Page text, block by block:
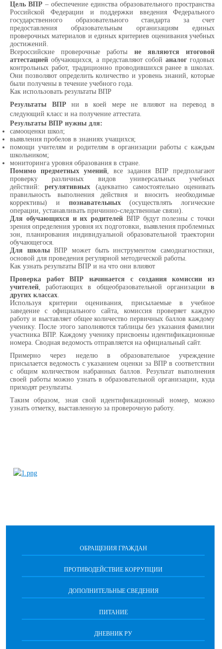
Цель ВПР – обеспечение единства образовательного пространства
Российской Федерации и поддержки введения Федерального
государственного образовательного стандарта за счет
предоставления образовательным организациям единых
проверочных материалов и единых критериев оценивания учебных
достижений.
Всероссийские проверочные работы не являются итоговой
аттестацией обучающихся, а представляют собойаналог годовых
контрольных работ, традиционно проводившихся ранее в школах.
Они позволяют определить количество и уровень знаний, которые
были получены в течение учебного года.
Как использовать результаты ВПР
Результаты ВПР ни в коей мере не влияют на перевод в
следующий класс и на получение аттестата.
Результаты ВПР нужны для:
самооценки школ;
выявления пробелов в знаниях учащихся;
помощи учителям и родителям в организации работы с каждым
школьником;
мониторинга уровня образования в стране.
Помимо предметных умений, все задания ВПР предполагают
проверку различных видов универсальных учебных
действий:регулятивных (адекватно самостоятельно оценивать
правильность выполнения действия и вносить необходимые
коррективы) и познавательных(осуществлять логические
операции, устанавливать причинно-следственные связи).
Для обучающихся и их родителей ВПР будут полезны с точки
зрения определения уровня их подготовки, выявления проблемных
зон, планирования индивидуальной образовательной траектории
обучающегося.
Для школыВПР может быть инструментом самодиагностики,
основой для проведения регулярной методической работы.
Как узнать результаты ВПР и на что они влияют
Проверка работ ВПР начинается с создания комиссии из
учителей, работающих в общеобразовательной организации в
других классах.
Используя критерии оценивания, присылаемые в учебное
заведение с официального сайта, комиссия проверяет каждую
работу и выставляет общее количество первичных баллов каждому
ученику. После этого заполняются таблицы без указания фамилии
участника ВПР. Каждому ученику присвоены идентификационные
номера. Сводная ведомость отправляется на официальный сайт.
Примерно через неделю в образовательное учреждение
присылается ведомость с указанием оценки за ВПР в соответствии
с общим количеством набранных баллов. Результат выполнения
своей работы можно узнать в образовательной организации, куда
приходят результаты.
Таким образом, зная свой идентификационный номер, можно
узнать отметку, выставленную за проверочную работу.
ОБРАЩЕНИЯ ГРАЖДАН
ПРОТИВОДЕЙСТВИЕ КОРРУПЦИИ
ДОПОЛНИТЕЛЬНЫЕ СВЕДЕНИЯ
ПИТАНИЕ
ДНЕВНИК РУ